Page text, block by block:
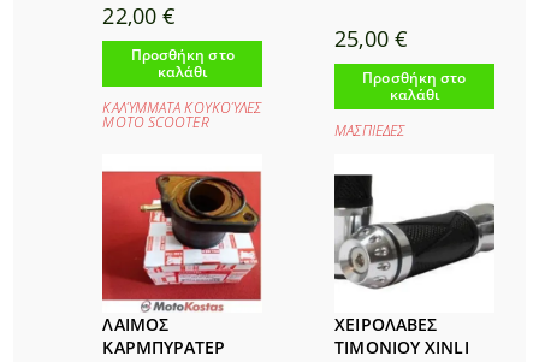
22,00€
Προσθήκη στο
καλάθι
ΚΑΛΎΜΜΑΤΑ ΚΟΥΚΟΎΛΕΣ
ΜΟΤΟ SCOOTER
25,00 €
Προσθήκη στο
καλάθι
ΜΑΣΠΙΕΔΕΣ
ΛΑΙΜΟΣ
ΚΑΡΜΠΥΡΑΤΕΡ
ΧΕΙΡΟΛΑΒΕΣ
ΤΙΜΟΝΙΟΥ XINLI